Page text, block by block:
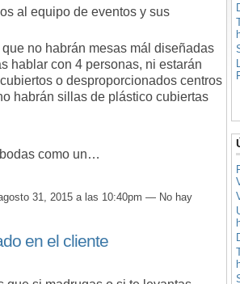
al equipo de eventos y sus
no habrán mesas mál diseñadas
hablar con 4 personas, ni estarán
o desproporcionados centros
habrán sillas de plástico cubiertas
como un…
31, 2015 a las 10:40pm — No hay
en el cliente